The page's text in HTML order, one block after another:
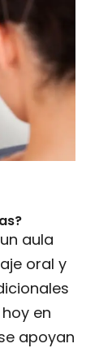
aula
oral y
en
apoyan